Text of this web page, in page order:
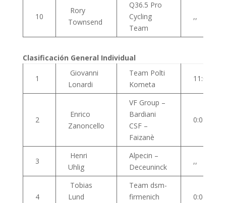
10
Rory
Townsend
Q36.5 Pro
Cycling
Team
,,
Clasificación General Individual
1
Giovanni
Lonardi
Team Polti
Kometa
11:04:17
2
Enrico
Zanoncello
VF Group –
Bardiani
CSF –
Faizanè
0:04
3
Henri
Uhlig
Alpecin –
Deceuninck
,,
4
Tobias
Lund
Team dsm-
firmenich
0:06